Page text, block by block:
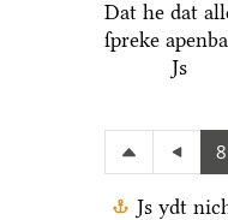
Dat he dat
ſpreke
Js
8
Js ydt